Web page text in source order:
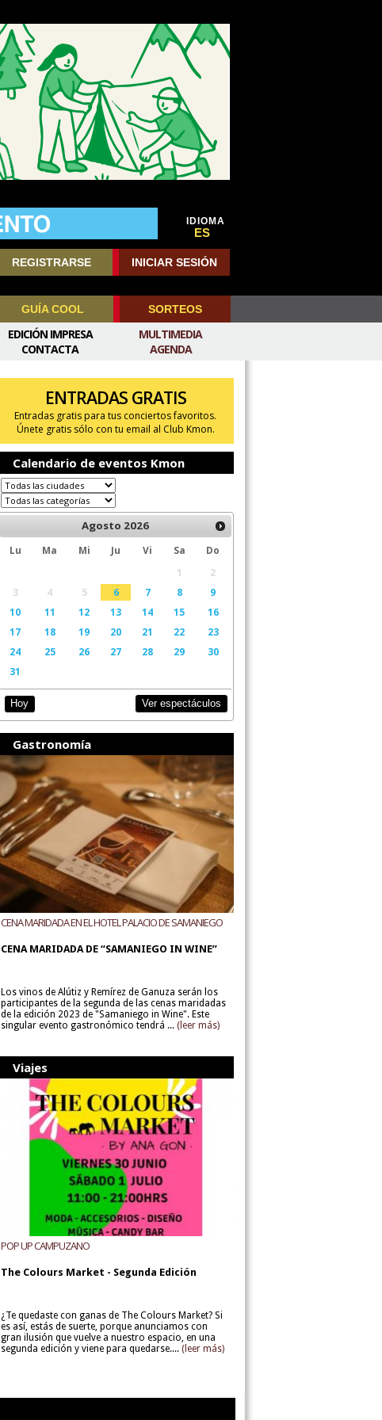
IDIOMA
ES
REGISTRARSE INICIAR SESIÓN
GUÍA COOL SORTEOS
MULTIMEDIA
AGENDA
EDICIÓN IMPRESA
CONTACTA
ENTRADAS GRATIS
Entradas gratis para tus conciertos favoritos.
Únete gratis sólo con tu email al Club Kmon.
Calendario de eventos Kmon
Agosto 2026
Lu Ma Mi Ju Vi Sa
Do
1
2
3
4 5 6 7 8
9
10
11 12 13 14 15
16
17
18 19 20 21 22
23
24
25 26 27 28 29
30
31
Hoy Ver espectáculos
Gastronomía
CENA MARIDADA EN EL HOTEL PALACIO DE SAMANIEGO
CENA MARIDADA DE “SAMANIEGO IN WINE”
Los vinos de Alútiz y Remírez de Ganuza serán los
participantes de la segunda de las cenas maridadas
de la edición 2023 de "Samaniego in Wine". Este
singular evento gastronómico tendrá ... (leer más)
Viajes
POP UP CAMPUZANO
The Colours Market - Segunda Edición
¿Te quedaste con ganas de The Colours Market? Si
es así, estás de suerte, porque anunciamos con
gran ilusión que vuelve a nuestro espacio, en una
segunda edición y viene para quedarse.... (leer más)